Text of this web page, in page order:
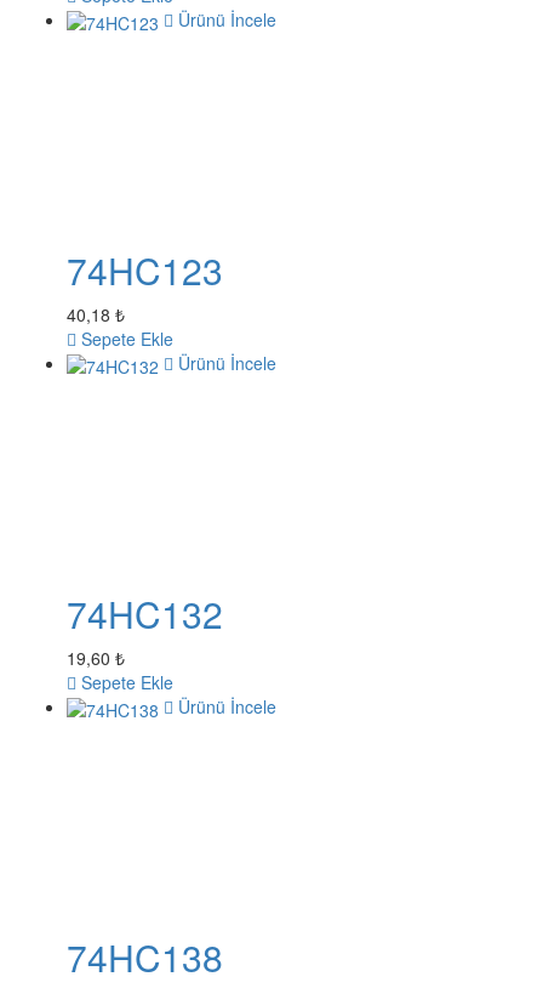
Ürünü İncele
74HC123
40,18 ₺
Sepete Ekle
Ürünü İncele
74HC132
19,60 ₺
Sepete Ekle
Ürünü İncele
74HC138